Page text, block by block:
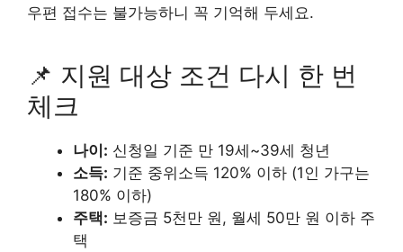
우편 접수는 불가능하니 꼭 기억해 두세요.
📌 지원 대상 조건 다시 한 번
체크
나이: 신청일 기준 만 19세~39세 청년
소득: 기준 중위소득 120% 이하 (1인 가구는
180% 이하)
주택: 보증금 5천만 원, 월세 50만 원 이하 주
택